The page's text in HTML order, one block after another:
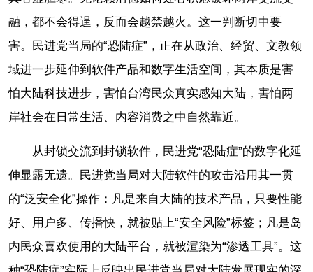
融，都不会得逞，反而会越禁越火。这一判断切中要
害。民进党当局的“恐陆症”，正在从政治、经贸、文教领
域进一步延伸到软件产品和数字生活空间，其本质是害
怕大陆科技进步，害怕台湾民众真实感知大陆，害怕两
岸社会在日常生活、内容消费之中自然靠近。
从封锁交流到封锁软件，民进党“恐陆症”的数字化延
伸显露无遗。民进党当局对大陆软件的攻击沿用其一贯
的“泛安全化”操作：凡是来自大陆的技术产品，只要性能
好、用户多、传播快，就被贴上“安全风险”标签；凡是岛
内民众喜欢使用的大陆平台，就被渲染为“渗透工具”。这